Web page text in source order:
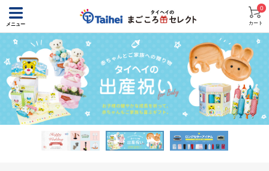
メニュー カート
0